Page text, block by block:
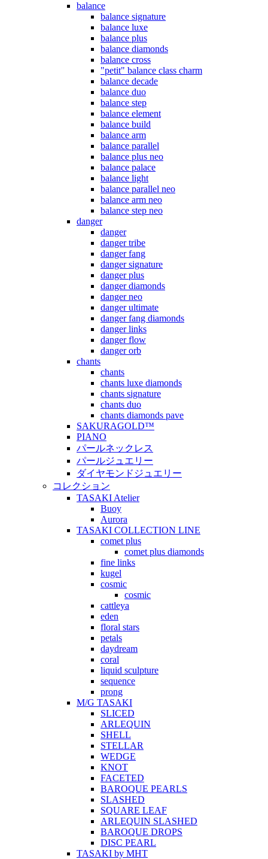
balance
balance signature
balance luxe
balance plus
balance diamonds
balance cross
"petit" balance class charm
balance decade
balance duo
balance step
balance element
balance build
balance arm
balance parallel
balance plus neo
balance palace
balance light
balance parallel neo
balance arm neo
balance step neo
danger
danger
danger tribe
danger fang
danger signature
danger plus
danger diamonds
danger neo
danger ultimate
danger fang diamonds
danger links
danger flow
danger orb
chants
chants
chants luxe diamonds
chants signature
chants duo
chants diamonds pave
SAKURAGOLD™
PIANO
パールネックレス
パールジュエリー
ダイヤモンドジュエリー
コレクション
TASAKI Atelier
Buoy
Aurora
TASAKI COLLECTION LINE
comet plus
comet plus diamonds
fine links
kugel
cosmic
cosmic
cattleya
eden
floral stars
petals
daydream
coral
liquid sculpture
sequence
prong
M/G TASAKI
SLICED
ARLEQUIN
SHELL
STELLAR
WEDGE
KNOT
FACETED
BAROQUE PEARLS
SLASHED
SQUARE LEAF
ARLEQUIN SLASHED
BAROQUE DROPS
DISC PEARL
TASAKI by MHT